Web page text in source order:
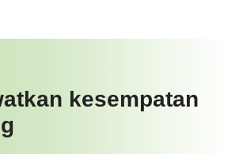
kesempatan